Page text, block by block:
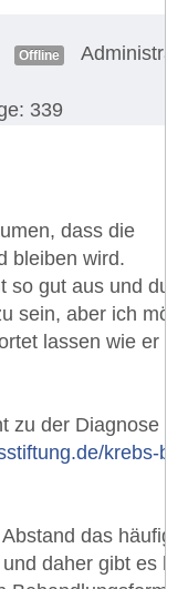
Offline
339
dass die
bleiben wird.
so gut aus und du
sein, aber ich
lassen wie er
zu der Diagnose
krebs-
das
daher gibt es